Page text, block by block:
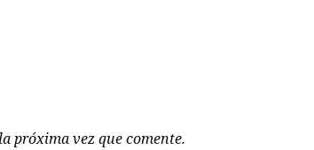
próxima vez que comente.